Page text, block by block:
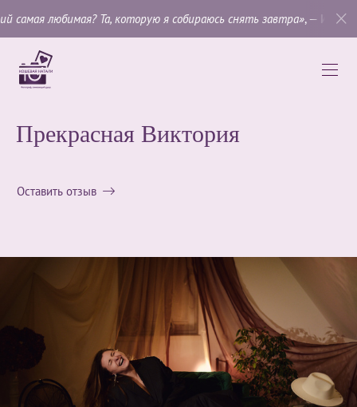
Та, которую я собираюсь снять завтра», —Имоджен Каннингем.
Прекрасная Виктория
Оставить отзыв